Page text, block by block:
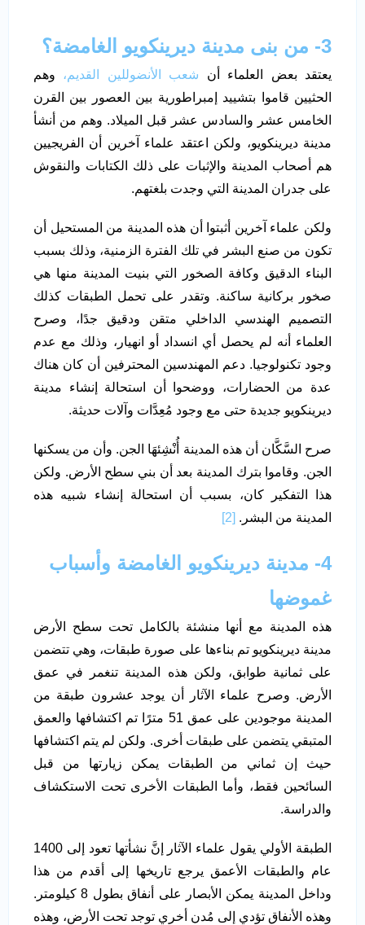
3- من بنى مدينة ديرينكويو الغامضة؟
يعتقد بعض العلماء أن شعب الأنضوللين القديم، وهم
الحثيين قاموا بتشييد إمبراطورية بين العصور بين القرن
الخامس عشر والسادس عشر قبل الميلاد. وهم من أنشأ
مدينة ديرينكويو، ولكن اعتقد علماء آخرين أن الفريجيين
هم أصحاب المدينة والإثبات على ذلك الكتابات والنقوش
على جدران المدينة التي وجدت بلغتهم.
ولكن علماء آخرين أثبتوا أن هذه المدينة من المستحيل أن
تكون من صنع البشر في تلك الفترة الزمنية، وذلك بسبب
البناء الدقيق وكافة الصخور التي بنيت المدينة منها هي
صخور بركانية ساكنة. وتقدر على تحمل الطبقات كذلك
التصميم الهندسي الداخلي متقن ودقيق جدًا، وصرح
العلماء أنه لم يحصل أي انسداد أو انهيار، وذلك مع عدم
وجود تكنولوجيا. دعم المهندسين المحترفين أن كان هناك
عدة من الحضارات، ووضحوا أن استحالة إنشاء مدينة
ديرينكويو جديدة حتى مع وجود مُعِدَّات وآلات حديثة.
صرح السَّكَّان أن هذه المدينة أُنْشِئهَا الجن. وأن من يسكنها
الجن. وقاموا بترك المدينة بعد أن بني سطح الأرض. ولكن
هذا التفكير كان، بسبب أن استحالة إنشاء شبيه هذه
المدينة من البشر. [2]
4- مدينة ديرينكويو الغامضة وأسباب
غموضها
هذه المدينة مع أنها منشئة بالكامل تحت سطح الأرض
مدينة ديرينكويو تم بناءها على صورة طبقات، وهي تتضمن
على ثمانية طوابق، ولكن هذه المدينة تنغمر في عمق
الأرض. وصرح علماء الآثار أن يوجد عشرون طبقة من
المدينة موجودين على عمق 51 مترًا تم اكتشافها والعمق
المتبقي يتضمن على طبقات أخرى. ولكن لم يتم اكتشافها
حيث إن ثماني من الطبقات يمكن زيارتها من قبل
السائحين فقط، وأما الطبقات الأخرى تحت الاستكشاف
والدراسة.
الطبقة الأولي يقول علماء الآثار إنَّ نشأتها تعود إلى 1400
عام والطبقات الأعمق يرجع تاريخها إلى أقدم من هذا
وداخل المدينة يمكن الأبصار على أنفاق بطول 8 كيلومتر.
وهذه الأنفاق تؤدي إلى مُدن أخري توجد تحت الأرض، وهذه